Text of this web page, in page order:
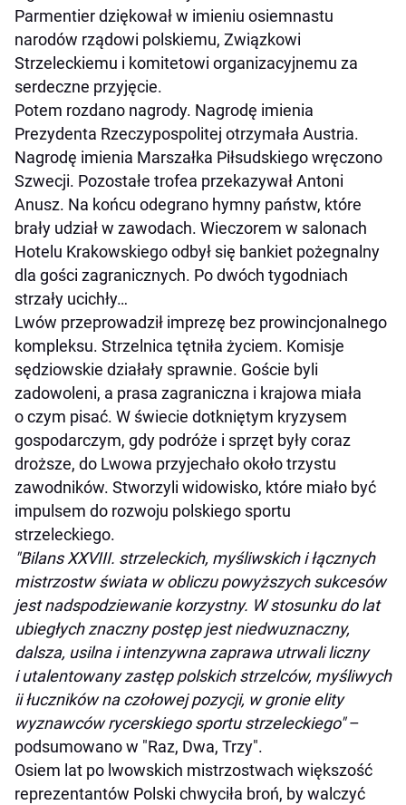
Parmentier dziękował w imieniu osiemnastu
narodów rządowi polskiemu, Związkowi
Strzeleckiemu i komitetowi organizacyjnemu za
serdeczne przyjęcie.
Potem rozdano nagrody. Nagrodę imienia
Prezydenta Rzeczypospolitej otrzymała Austria.
Nagrodę imienia Marszałka Piłsudskiego wręczono
Szwecji. Pozostałe trofea przekazywał Antoni
Anusz. Na końcu odegrano hymny państw, które
brały udział w zawodach. Wieczorem w salonach
Hotelu Krakowskiego odbył się bankiet pożegnalny
dla gości zagranicznych. Po dwóch tygodniach
strzały ucichły…
Lwów przeprowadził imprezę bez prowincjonalnego
kompleksu. Strzelnica tętniła życiem. Komisje
sędziowskie działały sprawnie. Goście byli
zadowoleni, a prasa zagraniczna i krajowa miała
o czym pisać. W świecie dotkniętym kryzysem
gospodarczym, gdy podróże i sprzęt były coraz
droższe, do Lwowa przyjechało około trzystu
zawodników. Stworzyli widowisko, które miało być
impulsem do rozwoju polskiego sportu
strzeleckiego.
"Bilans XXVIII. strzeleckich, myśliwskich i łącznych
mistrzostw świata w obliczu powyższych sukcesów
jest nadspodziewanie korzystny. W stosunku do lat
ubiegłych znaczny postęp jest niedwuznaczny,
dalsza, usilna i intenzywna zaprawa utrwali liczny
i utalentowany zastęp polskich strzelców, myśliwych
ii łuczników na czołowej pozycji, w gronie elity
wyznawców rycerskiego sportu strzeleckiego"–
podsumowano w "Raz, Dwa, Trzy".
Osiem lat po lwowskich mistrzostwach większość
reprezentantów Polski chwyciła broń, by walczyć